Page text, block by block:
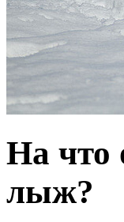
На что
лыж?